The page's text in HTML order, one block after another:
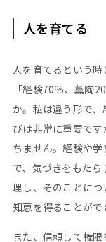
人を育てる
人を育てるという
「経験70％、薫陶
か。私は違う形で
びは非常に重要で
ちません。経験や
で、気づきをもた
理し、そのことに
知恵を得ることがで
また、信頼して権